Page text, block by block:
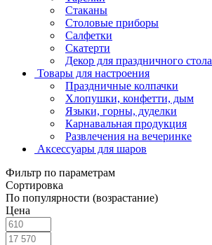
Стаканы
Столовые приборы
Салфетки
Скатерти
Декор для праздничного стола
Товары для настроения
Праздничные колпачки
Хлопушки, конфетти, дым
Языки, горны, дуделки
Карнавальная продукция
Развлечения на вечеринке
Аксессуары для шаров
Фильтр по параметрам
Сортировка
По популярности (возрастание)
Цена